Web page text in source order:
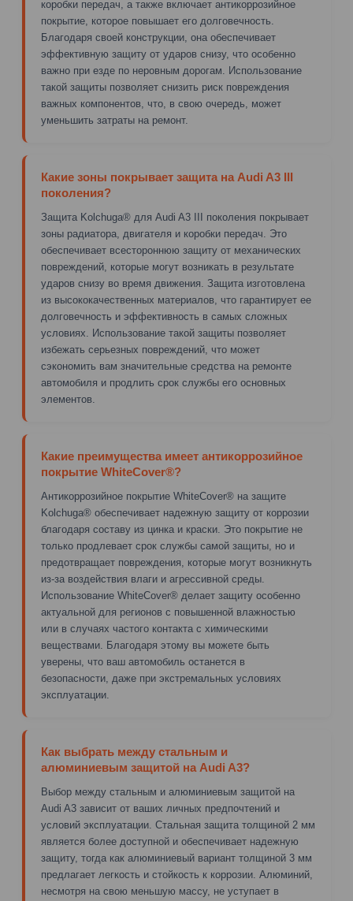
коробки передач, а также включает антикоррозийное
покрытие, которое повышает его долговечность.
Благодаря своей конструкции, она обеспечивает
эффективную защиту от ударов снизу, что особенно
важно при езде по неровным дорогам. Использование
такой защиты позволяет снизить риск повреждения
важных компонентов, что, в свою очередь, может
уменьшить затраты на ремонт.
Какие зоны покрывает защита на Audi A3 III
поколения?
Защита Kolchuga® для Audi A3 III поколения покрывает
зоны радиатора, двигателя и коробки передач. Это
обеспечивает всестороннюю защиту от механических
повреждений, которые могут возникать в результате
ударов снизу во время движения. Защита изготовлена
из высококачественных материалов, что гарантирует ее
долговечность и эффективность в самых сложных
условиях. Использование такой защиты позволяет
избежать серьезных повреждений, что может
сэкономить вам значительные средства на ремонте
автомобиля и продлить срок службы его основных
элементов.
Какие преимущества имеет антикоррозийное
покрытие WhiteCover®?
Антикоррозийное покрытие WhiteCover® на защите
Kolchuga® обеспечивает надежную защиту от коррозии
благодаря составу из цинка и краски. Это покрытие не
только продлевает срок службы самой защиты, но и
предотвращает повреждения, которые могут возникнуть
из-за воздействия влаги и агрессивной среды.
Использование WhiteCover® делает защиту особенно
актуальной для регионов с повышенной влажностью
или в случаях частого контакта с химическими
веществами. Благодаря этому вы можете быть
уверены, что ваш автомобиль останется в
безопасности, даже при экстремальных условиях
эксплуатации.
Как выбрать между стальным и
алюминиевым защитой на Audi A3?
Выбор между стальным и алюминиевым защитой на
Audi A3 зависит от ваших личных предпочтений и
условий эксплуатации. Стальная защита толщиной 2 мм
является более доступной и обеспечивает надежную
защиту, тогда как алюминиевый вариант толщиной 3 мм
предлагает легкость и стойкость к коррозии. Алюминий,
несмотря на свою меньшую массу, не уступает в